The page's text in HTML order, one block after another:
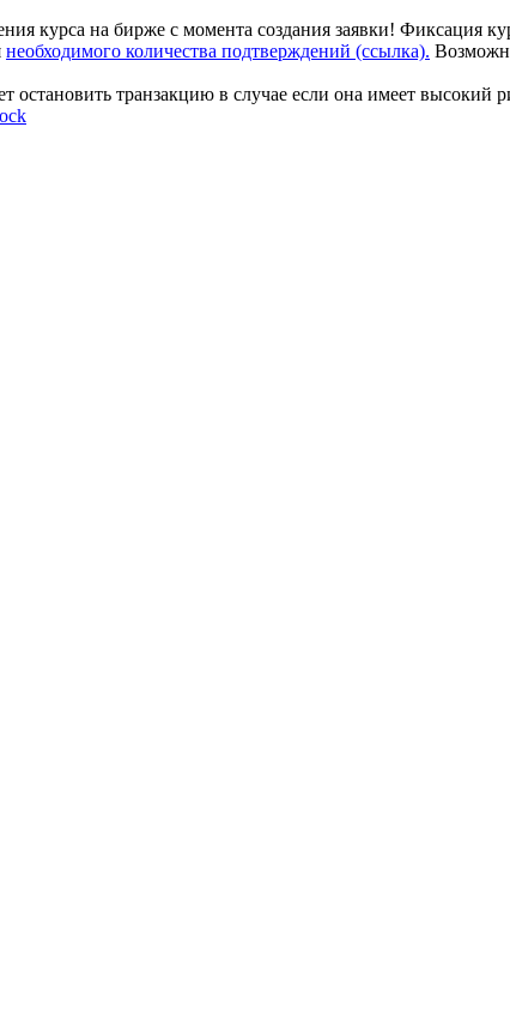
курса на бирже с момента создания заявки! Фиксация
необходимого количества подтверждений (ссылка).
транзакцию в случае если она имеет высокий